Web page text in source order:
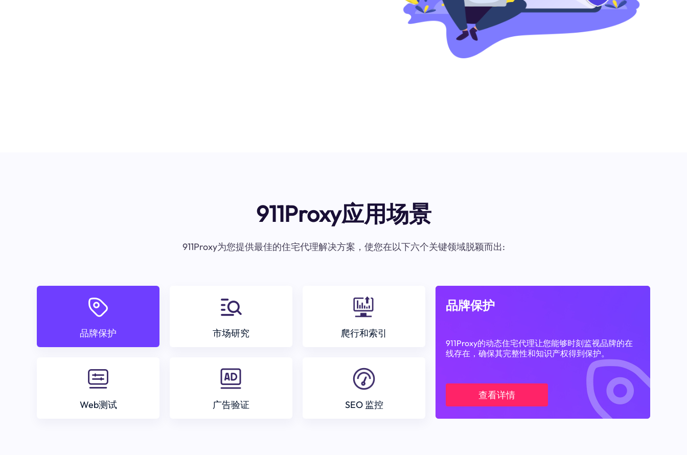
911Proxy应用场景
911Proxy为您提供最佳的住宅代理解决方案，使您在以下六个关键领域脱颖而出:
品牌保护 市场研究 爬行和索引
Web测试 广告验证 SEO 监控
品牌保护
911Proxy的动态住宅代理让您能够时刻监视品牌的在
线存在，确保其完整性和知识产权得到保护。
查看详情